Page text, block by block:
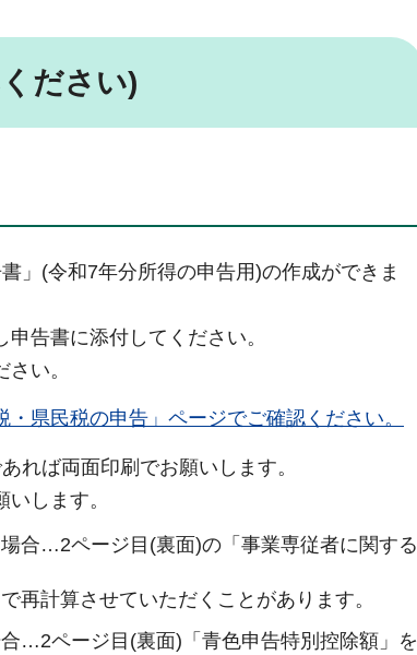
ださい)
」(令和7年分所得の申告用)の作成ができま
告書に添付してください。
い。
県民税の申告」ページでご確認ください。
れば両面印刷でお願いします。
します。
合…2ページ目(裏面)の「事業専従者に関する
計算させていただくことがあります。
…2ページ目(裏面)「青色申告特別控除額」を